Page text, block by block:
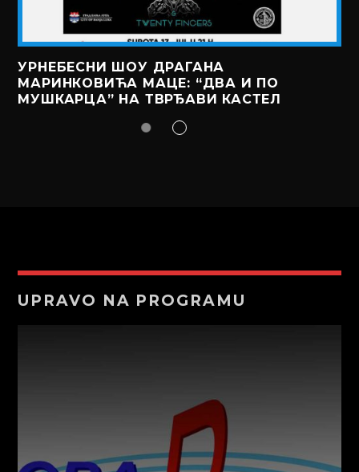
УРНЕБЕСНИ ШОУ ДРАГАНА
МАРИНКОВИЋА МАЦЕ: “ДВА И ПО
МУШКАРЦА” НА ТВРЂАВИ КАСТЕЛ
UPRAVO NA PROGRAMU